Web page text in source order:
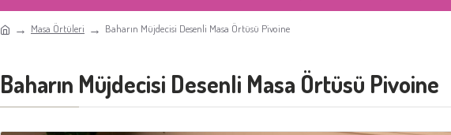
Masa Örtüleri Baharın Müjdecisi Desenli Masa Örtüsü Pivoine
Baharın Müjdecisi Desenli Masa Örtüsü Pivoine